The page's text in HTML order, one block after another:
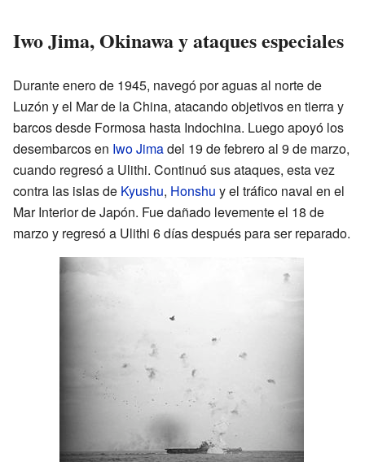
Iwo Jima, Okinawa y ataques especiales
Durante enero de 1945, navegó por aguas al norte de
Luzón y el Mar de la China, atacando objetivos en tierra y
barcos desde Formosa hasta Indochina. Luego apoyó los
desembarcos en Iwo Jimadel 19 de febrero al 9 de marzo,
cuando regresó a Ulithi. Continuó sus ataques, esta vez
contra las islas de Kyushu, Honshu y el tráfico naval en el
Mar Interior de Japón. Fue dañado levemente el 18 de
marzo y regresó a Ulithi 6 días después para ser reparado.